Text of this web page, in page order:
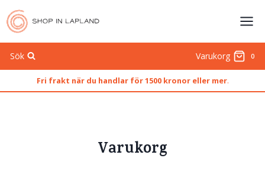
content
Sök Varukorg 0
Fri frakt när du handlar för 1500 kronor eller mer.
Varukorg